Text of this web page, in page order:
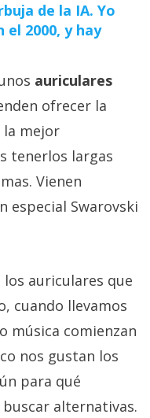
de la IA. Yo
2000, y hay
auriculares
ofrecer la
la mejor
tenerlos largas
Vienen
especial Swarovski
auriculares que
cuando llevamos
música comienzan
nos gustan los
para qué
alternativas.